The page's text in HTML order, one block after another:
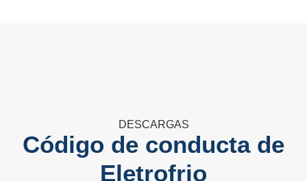
DESCARGAS
Código de conducta de
Eletrofrio